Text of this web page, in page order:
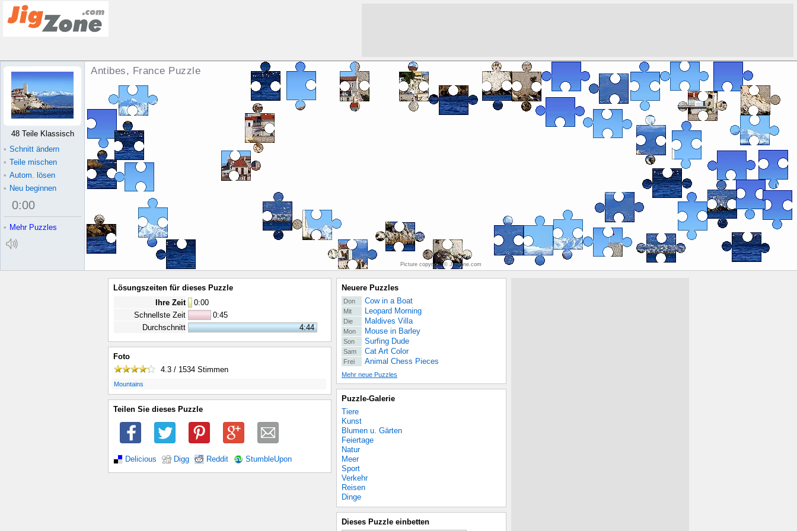
Antibes, France Puzzle
Picture copyright © JigZone.com
48 Teile Klassisch
• Schnitt ändern
• Teile mischen
• Autom. lösen
• Neu beginnen
0:00
• Mehr Puzzles
Lösungszeiten für dieses Puzzle
Ihre Zeit
0:00
Schnellste Zeit
0:45
Durchschnitt
4:44
Foto
4.3 / 1534 Stimmen
Mountains
Teilen Sie dieses Puzzle
Delicious Digg Reddit StumbleUpon
Neuere Puzzles
Don Cow in a Boat
Mit Leopard Morning
Die Maldives Villa
Mon Mouse in Barley
Son Surfing Dude
Sam Cat Art Color
Frei Animal Chess Pieces
Mehr neue Puzzles
Puzzle-Galerie
Tiere
Kunst
Blumen u. Gärten
Feiertage
Natur
Meer
Sport
Verkehr
Reisen
Dinge
Dieses Puzzle einbetten